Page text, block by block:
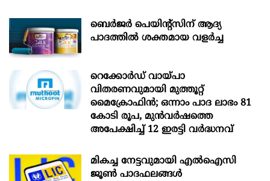
ബെർജർ പെയിന്റ്സിന് ആദ്യ
പാദത്തിൽ ശക്തമായ വളർച്ച
റെക്കോർഡ് വായ്പാ
വിതരണവുമായി മുത്തൂറ്റ്
മൈക്രോഫിൻ; ഒന്നാം പാദ ലാഭം 81
കോടി രൂപ, മുൻവർഷത്തെ
അപേക്ഷിച്ച് 12 ഇരട്ടി വർദ്ധനവ്
മികച്ച നേട്ടവുമായി എൽഐസി
ജൂൺ പാദഫലങ്ങൾ